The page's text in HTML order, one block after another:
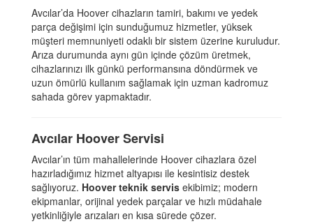
Avcılar’da Hoover cihazların tamiri, bakımı ve yedek
parça değişimi için sunduğumuz hizmetler, yüksek
müşteri memnuniyeti odaklı bir sistem üzerine kuruludur.
Arıza durumunda aynı gün içinde çözüm üretmek,
cihazlarınızı ilk günkü performansına döndürmek ve
uzun ömürlü kullanım sağlamak için uzman kadromuz
sahada görev yapmaktadır.
Avcılar Hoover Servisi
Avcılar’ın tüm mahallelerinde Hoover cihazlara özel
hazırladığımız hizmet altyapısı ile kesintisiz destek
sağlıyoruz. Hoover teknik servis ekibimiz; modern
ekipmanlar, orijinal yedek parçalar ve hızlı müdahale
yetkinliğiyle arızaları en kısa sürede çözer.